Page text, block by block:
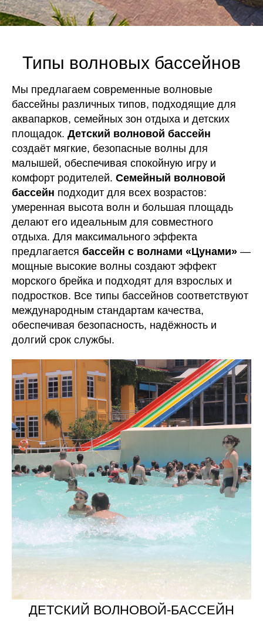
Типы волновых бассейнов
Мы предлагаем современные волновые
бассейны различных типов, подходящие для
аквапарков, семейных зон отдыха и детских
площадок. Детский волновой бассейн
создаёт мягкие, безопасные волны для
малышей, обеспечивая спокойную игру и
комфорт родителей. Семейный волновой
бассейн подходит для всех возрастов:
умеренная высота волн и большая площадь
делают его идеальным для совместного
отдыха. Для максимального эффекта
предлагается бассейн с волнами «Цунами» —
мощные высокие волны создают эффект
морского брейка и подходят для взрослых и
подростков. Все типы бассейнов соответствуют
международным стандартам качества,
обеспечивая безопасность, надёжность и
долгий срок службы.
ДЕТСКИЙ ВОЛНОВОЙ-БАССЕЙН